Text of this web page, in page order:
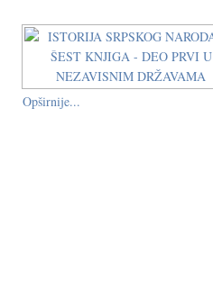
Opširnije...